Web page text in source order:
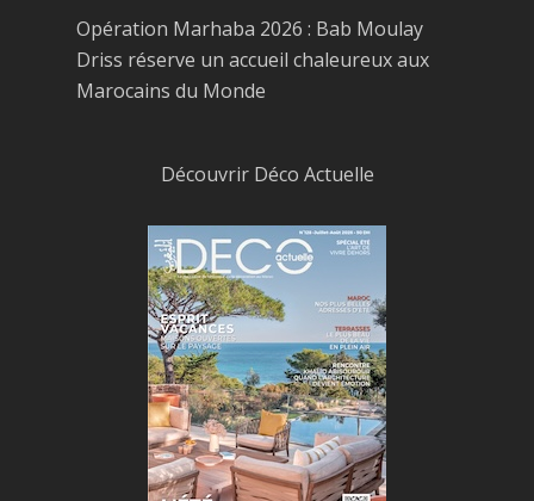
Opération Marhaba 2026 : Bab Moulay
Driss réserve un accueil chaleureux aux
Marocains du Monde
Découvrir Déco Actuelle